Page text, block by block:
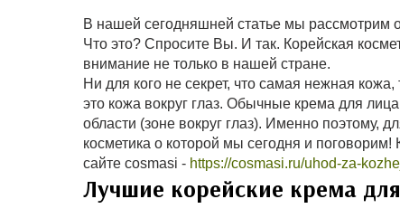
В нашей сегодняшней статье мы рассмотрим
Что это? Спросите Вы. И так. Корейская
внимание не только в нашей стране.
Ни для кого не секрет, что самая нежная
это кожа вокруг глаз. Обычные крема для
области (зоне вокруг глаз). Именно поэтому,
косметика о которой мы сегодня и
сайте cosmasi - https://cosmasi.ru/uhod-za-
Лучшие корейские крема